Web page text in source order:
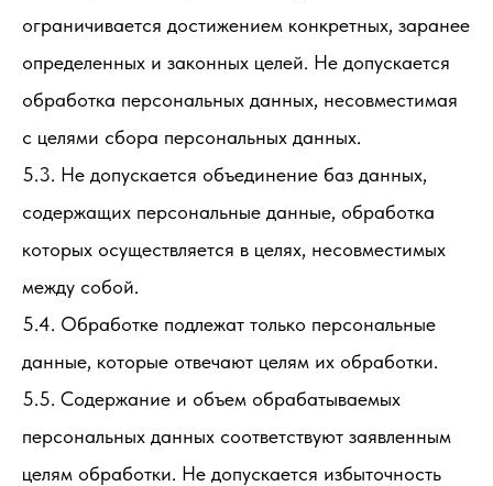
ограничивается достижением конкретных, заранее
определенных и законных целей. Не допускается
обработка персональных данных, несовместимая
с целями сбора персональных данных.
5.3. Не допускается объединение баз данных,
содержащих персональные данные, обработка
которых осуществляется в целях, несовместимых
между собой.
5.4. Обработке подлежат только персональные
данные, которые отвечают целям их обработки.
5.5. Содержание и объем обрабатываемых
персональных данных соответствуют заявленным
целям обработки. Не допускается избыточность